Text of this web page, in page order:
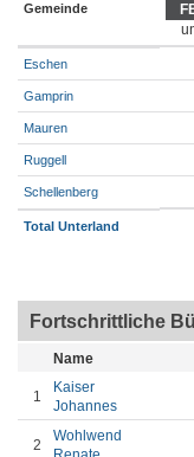
Gemeinde
Eschen
Gamprin
Mauren
Ruggell
Schellenberg
Total Unterland
Fortschrittliche
Name
1
Kaiser
Johannes
2
Wohlwend